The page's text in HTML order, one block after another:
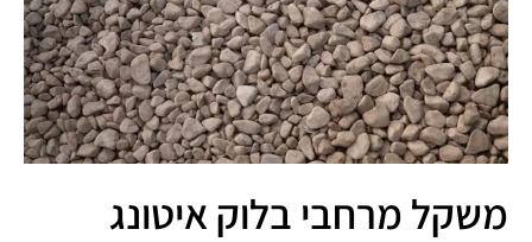
משקל מרחבי בלוק איטונג